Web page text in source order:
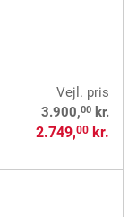
Vejl. pris
3.900,00kr.
2.749,00kr.